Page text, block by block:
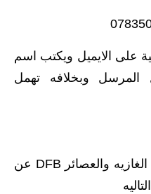
على الايميل ويكتب اسم
المرسل وبخلافه تهمل
تعلن شركة دجلة للمشروبات الغازيه والعصائر DFB عن